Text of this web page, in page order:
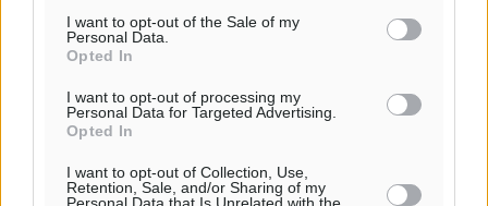
I want to opt-out of the Sale of my
Personal Data.
Opted In
I want to opt-out of processing my
Personal Data for Targeted Advertising.
Opted In
I want to opt-out of Collection, Use,
Retention, Sale, and/or Sharing of my
Ροή ειδήσεων